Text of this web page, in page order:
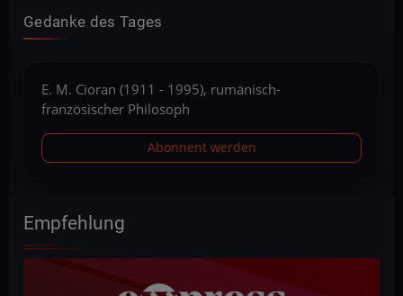
Gedanke des Tages
E. M. Cioran (1911 - 1995), rumänisch-
französischer Philosoph
Abonnent werden
Empfehlung